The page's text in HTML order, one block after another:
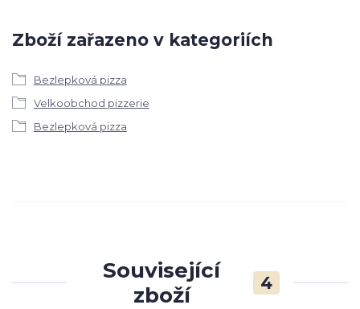
Zboží zařazeno v kategoriích
Bezlepková pizza
Velkoobchod pizzerie
Bezlepková pizza
Související
zboží
4